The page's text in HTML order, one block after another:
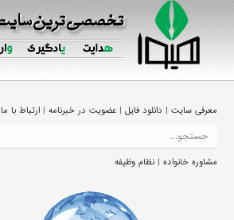
معرفی سایت| دانلود فایل| عضویت در خبرنامه| ارتباط با ما
مشاوره خانواده| نظام وظیفه